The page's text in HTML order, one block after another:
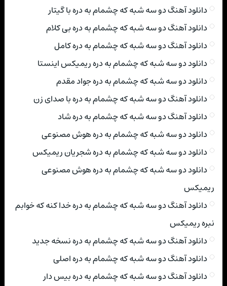
دانلود آهنگ دو سه شبه که چشمام به دره با گیتار
دانلود آهنگ دو سه شبه که چشمام به دره بی کلام
دانلود آهنگ دو سه شبه که چشمام به دره کامل
دانلود دو سه شبه که چشمام به دره ریمیکس اینستا
دانلود دو سه شبه که چشمام به دره جواد مقدم
دانلود آهنگ دو سه شبه که چشمام به دره با صدای زن
دانلود آهنگ دو سه شبه که چشمام به دره شاد
دانلود دو سه شبه که چشمام به دره هوش مصنوعی
دانلود دو سه شبه که چشمام به دره شجریان ریمیکس
دانلود دو سه شبه که چشمام به دره هوش مصنوعی
ریمیکس
دانلود آهنگ دو سه شبه که چشمام به دره خدا کنه که خوابم
نبره ریمیکس
دانلود آهنگ دو سه شبه که چشمام به دره نسخه جدید
دانلود آهنگ دو سه شبه که چشمام به دره اصلی
دانلود آهنگ دو سه شبه که چشمام به دره بیس دار